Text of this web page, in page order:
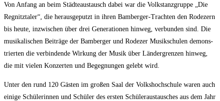
Von Anfang an beim Städ­te­aus­tausch dabei war die Volks­tanz­grup­pe „Die
Reg­nitz­ta­ler“, die her­aus­ge­putzt in ihren Bam­ber­ger-Trach­ten den Rode­zern
bis heu­te, inzwi­schen über drei Gene­ra­tio­nen hin­weg, ver­bun­den sind. Die
musi­ka­li­schen Bei­trä­ge der Bam­ber­ger und Rode­zer Musik­schu­len demons­
trier­ten die ver­bin­den­de Wir­kung der Musik über Län­der­gren­zen hin­weg,
die mit vie­len Kon­zer­ten und Begeg­nun­gen gelebt wird.
Unter den rund 120 Gäs­ten im gro­ßen Saal der Volks­hoch­schu­le waren auch
eini­ge Schü­le­rin­nen und Schü­ler des ers­ten Schü­ler­aus­tau­sches aus dem Jahr